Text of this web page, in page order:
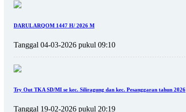
DARUL ARQOM 1447 H/ 2026 M
Tanggal 04-03-2026 pukul 09:10
Try Out TKA SD/MI se kec. Siliragung dan kec. Pesanggaran tahun 2026
Tanggal 19-02-2026 pukul 20:19